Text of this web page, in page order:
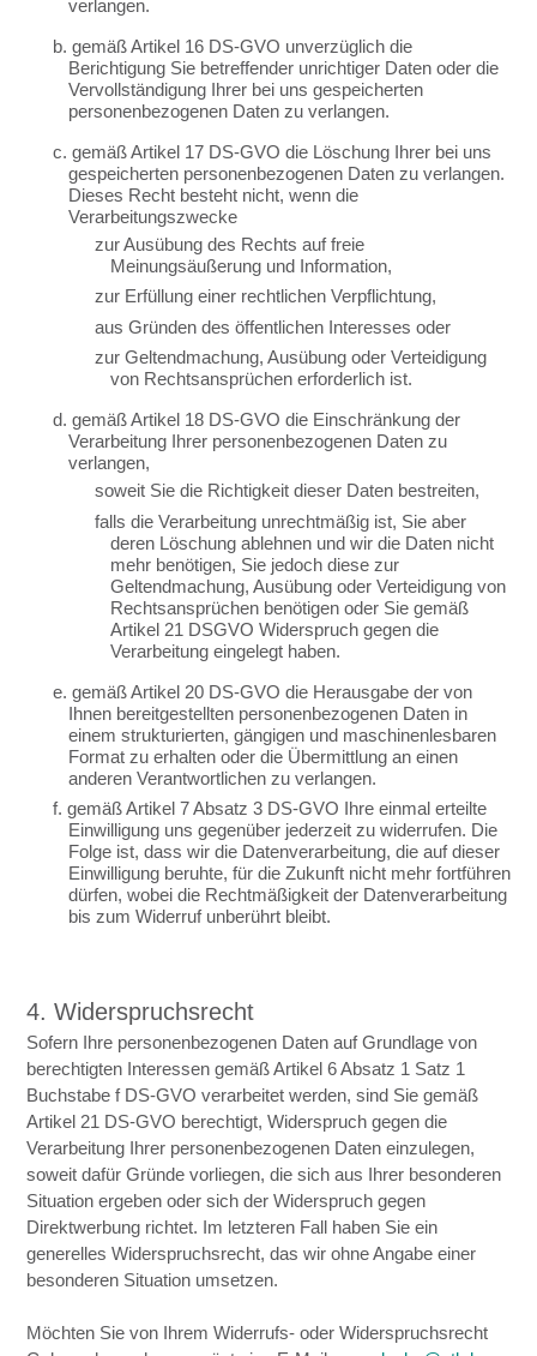
verlangen.
b. gemäß Artikel 16 DS-GVO unverzüglich die
Berichtigung Sie betreffender unrichtiger Daten oder die
Vervollständigung Ihrer bei uns gespeicherten
personenbezogenen Daten zu verlangen.
c. gemäß Artikel 17 DS-GVO die Löschung Ihrer bei uns
gespeicherten personenbezogenen Daten zu verlangen.
Dieses Recht besteht nicht, wenn die
Verarbeitungszwecke
zur Ausübung des Rechts auf freie
Meinungsäußerung und Information,
zur Erfüllung einer rechtlichen Verpflichtung,
aus Gründen des öffentlichen Interesses oder
zur Geltendmachung, Ausübung oder Verteidigung
von Rechtsansprüchen erforderlich ist.
d. gemäß Artikel 18 DS-GVO die Einschränkung der
Verarbeitung Ihrer personenbezogenen Daten zu
verlangen,
soweit Sie die Richtigkeit dieser Daten bestreiten,
falls die Verarbeitung unrechtmäßig ist, Sie aber
deren Löschung ablehnen und wir die Daten nicht
mehr benötigen, Sie jedoch diese zur
Geltendmachung, Ausübung oder Verteidigung von
Rechtsansprüchen benötigen oder Sie gemäß
Artikel 21 DSGVO Widerspruch gegen die
Verarbeitung eingelegt haben.
e. gemäß Artikel 20 DS-GVO die Herausgabe der von
Ihnen bereitgestellten personenbezogenen Daten in
einem strukturierten, gängigen und maschinenlesbaren
Format zu erhalten oder die Übermittlung an einen
anderen Verantwortlichen zu verlangen.
f. gemäß Artikel 7 Absatz 3 DS-GVO Ihre einmal erteilte
Einwilligung uns gegenüber jederzeit zu widerrufen. Die
Folge ist, dass wir die Datenverarbeitung, die auf dieser
Einwilligung beruhte, für die Zukunft nicht mehr fortführen
dürfen, wobei die Rechtmäßigkeit der Datenverarbeitung
bis zum Widerruf unberührt bleibt.
4. Widerspruchsrecht
Sofern Ihre personenbezogenen Daten auf Grundlage von
berechtigten Interessen gemäß Artikel 6 Absatz 1 Satz 1
Buchstabe f DS-GVO verarbeitet werden, sind Sie gemäß
Artikel 21 DS-GVO berechtigt, Widerspruch gegen die
Verarbeitung Ihrer personenbezogenen Daten einzulegen,
soweit dafür Gründe vorliegen, die sich aus Ihrer besonderen
Situation ergeben oder sich der Widerspruch gegen
Direktwerbung richtet. Im letzteren Fall haben Sie ein
generelles Widerspruchsrecht, das wir ohne Angabe einer
besonderen Situation umsetzen.
Möchten Sie von Ihrem Widerrufs- oder Widerspruchsrecht